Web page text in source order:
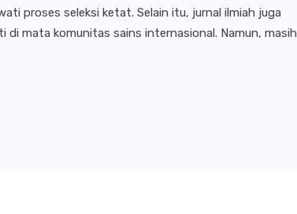
proses seleksi ketat. Selain itu, jurnal ilmiah juga
di mata komunitas sains internasional. Namun, masih